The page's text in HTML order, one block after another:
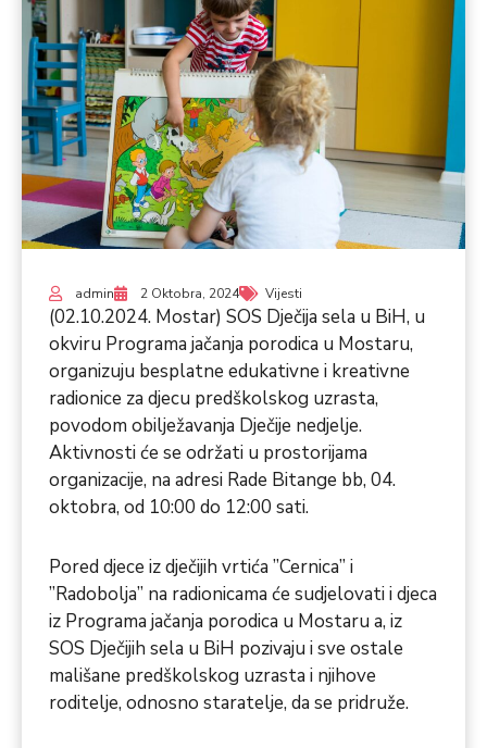
admin 2 Oktobra, 2024 Vijesti
(02.10.2024. Mostar) SOS Dječija sela u BiH, u
okviru Programa jačanja porodica u Mostaru,
organizuju besplatne edukativne i kreativne
radionice za djecu predškolskog uzrasta,
povodom obilježavanja Dječije nedjelje.
Aktivnosti će se održati u prostorijama
organizacije, na adresi Rade Bitange bb, 04.
oktobra, od 10:00 do 12:00 sati.
Pored djece iz dječijih vrtića ”Cernica” i
”Radobolja” na radionicama će sudjelovati i djeca
iz Programa jačanja porodica u Mostaru a, iz
SOS Dječijih sela u BiH pozivaju i sve ostale
mališane predškolskog uzrasta i njihove
roditelje, odnosno staratelje, da se pridruže.